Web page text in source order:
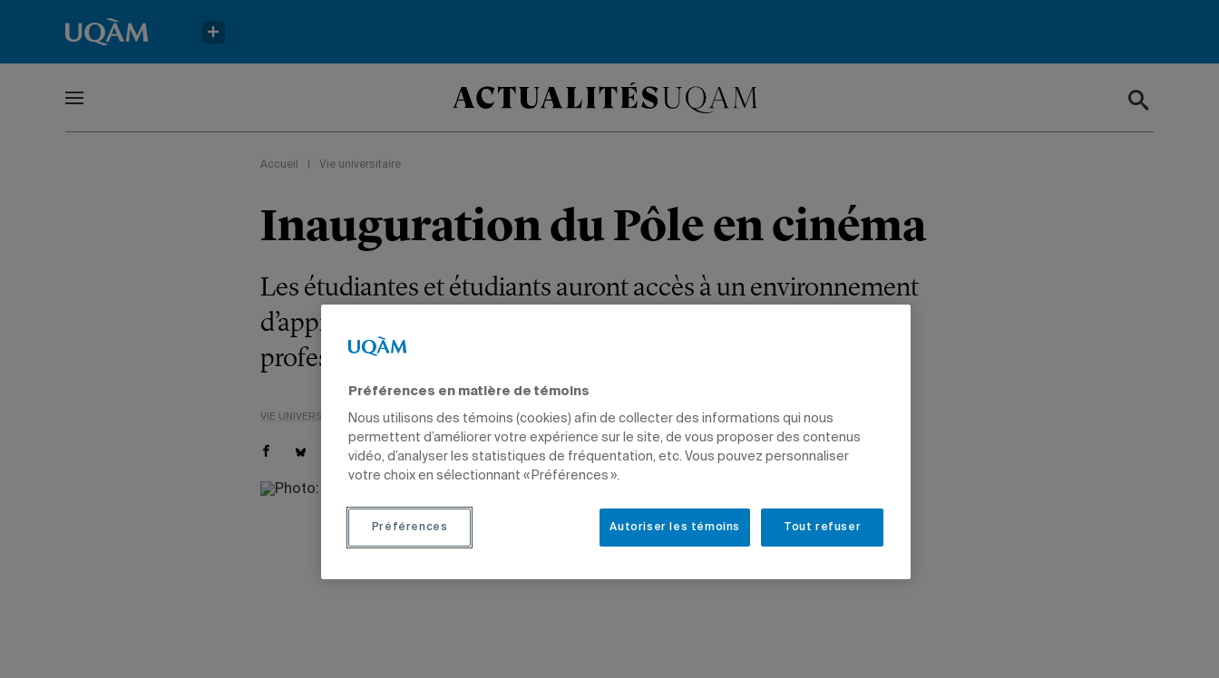
Accueil Vie universitaire
Inauguration du Pôle en cinéma
Les étudiantes et étudiants auront accès à un environnement
d’apprentissage qui reproduit les plateaux de tournage
professionnels.
VIE UNIVERSITAIRE ENSEIGNEMENT COMMUNICATION ÉTUDIANTS PROFESSEURS CHARGÉS DE COURS
Préférences en matière de témoins
Nous utilisons des témoins (cookies) afin de collecter des informations qui nous
permettent d’améliorer votre expérience sur le site, de vous proposer des contenus
vidéo, d’analyser les statistiques de fréquentation, etc. Vous pouvez personnaliser
votre choix en sélectionnant « Préférences ».
Tout refuser
Autoriser les témoins
Préférences